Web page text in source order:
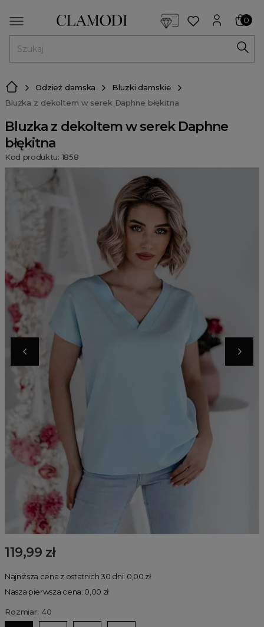
0
Odzież damska
Bluzki damskie
Bluzka z dekoltem w serek Daphne błękitna
Bluzka z dekoltem w serek Daphne
błękitna
Kod produktu: 1858
119,99 zł
Najniższa cena z ostatnich 30 dni: 0,00 zł
Nasza pierwsza cena: 0,00 zł
Rozmiar: 40